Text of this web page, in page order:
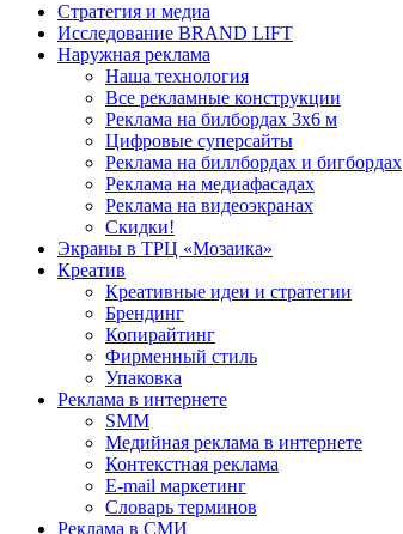
Стратегия и медиа
Исследование BRAND LIFT
Наружная реклама
Наша технология
Все рекламные конструкции
Реклама на билбордах 3х6 м
Цифровые суперсайты
Реклама на биллбордах и бигбордах
Реклама на медиафасадах
Реклама на видеоэкранах
Скидки!
Экраны в ТРЦ «Мозаика»
Креатив
Креативные идеи и стратегии
Брендинг
Копирайтинг
Фирменный стиль
Упаковка
Реклама в интернете
SMM
Медийная реклама в интернете
Контекстная реклама
E-mail маркетинг
Словарь терминов
Реклама в СМИ